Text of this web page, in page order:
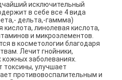
исключительный
в себе все 4 вида
дельта,-гаммма)
линолевая кислота,
и микроэлементов.
в косметологии благодаря
Лечит гнойники,
заболеваниях.
токсины, улучшает
противовоспалительным и